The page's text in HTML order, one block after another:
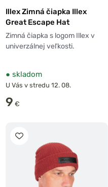
Illex Zimná čiapka Illex
Great Escape Hat
Zimná čiapka s logom Illex v
univerzálnej veľkosti.
● skladom
U Vás v stredu 12. 08.
9 €